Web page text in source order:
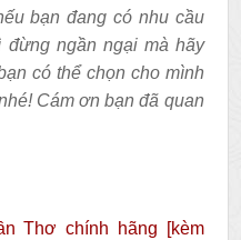
bạn đang có nhu cầu
đừng ngần ngại mà hãy
có thể chọn cho mình
Cám ơn bạn đã quan
Thơ chính hãng [kèm